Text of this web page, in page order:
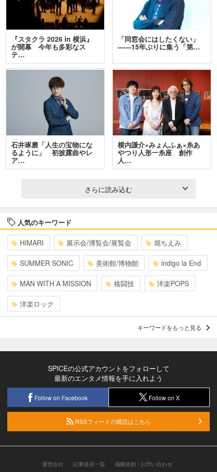
『スタクラ 2026 in 横浜』
が開幕 今年も多彩なス
テ…
「同窓会にはしたくない」
――15年ぶりに集う「第…
石井琢磨「人生の宝物にな
るように」 初披露曲やレ
ア…
横内謙介×みょんふぁ×糸あ
やつり人形一糸座 創作
人…
さらに読み込む
人気のキーワード
HIMARI 展示会/博覧会/展覧会 堀ちえみ
SUMMER SONIC 美術館/博物館 indigo la End
MAN WITH A MISSION 格闘技 洋楽POPS
洋楽ロック
キーワードをもっと見る
SPICEの公式アカウントをフォローして
最新のエンタメ情報を手に入れよう
Follow on Facebook Follow on X
RSSフィードの購読はこちら
運営会社 記事提供一覧 掲載依頼 / お問い合わせ